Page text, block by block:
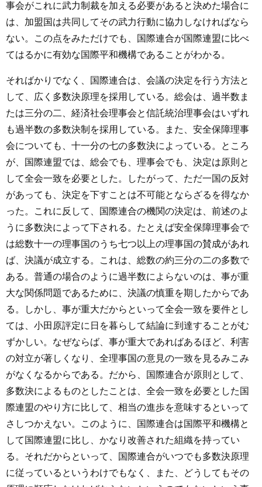
事会がこれに武力制裁を加える必要があると決めた場合に
は、加盟国は共同してその武力行動に協力しなければなら
ない。この点をみただけでも、国際連合が国際連盟に比べ
てはるかに有効な国際平和機構であることがわかる。
そればかりでなく、国際連合は、会議の決定を行う方法と
して、広く多数決原理を採用している。総会は、過半数ま
たは三分の二、経済社会理事会と信託統治理事会はいずれ
も過半数の多数決制を採用している。また、安全保障理事
会についても、十一分の七の多数決によっている。ところ
が、国際連盟では、総会でも、理事会でも、決定は原則と
して全会一致を必要とした。したがって、ただ一国の反対
があっても、決定を下すことは不可能とならざるを得なか
った。これに反して、国際連合の機関の決定は、前述のよ
うに多数決によって下される。たとえば安全保障理事会で
は総数十一の理事国のうち七つ以上の理事国の賛成があれ
ば、決議が成立する。これは、総数の約三分の二の多数で
ある。普通の場合のように過半数によらないのは、事が重
大な関係問題であるために、決議の慎重を期したからであ
る。しかし、事が重大だからといって全会一致を要件とし
ては、小田原評定に日を暮らして結論に到達することがむ
ずかしい。なぜならば、事が重大であればあるほど、利害
の対立が著しくなり、全理事国の意見の一致を見るみこみ
がなくなるからである。だから、国際連合が原則として、
多数決によるものとしたことは、全会一致を必要とした国
際連盟のやり方に比して、相当の進歩を意味するといって
さしつかえない。このように、国際連合は国際平和機構と
して国際連盟に比し、かなり改善された組織を持ってい
る。それだからといって、国際連合がいつでも多数決原理
に従っているというわけでもなく、また、どうしてもその